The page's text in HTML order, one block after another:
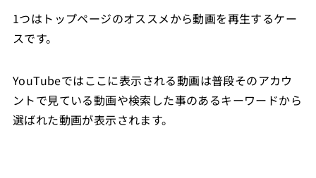
1つはトップページのオススメから動画を再生するケー
スです。
YouTubeではここに表示される動画は普段そのアカウ
ントで見ている動画や検索した事のあるキーワードから
選ばれた動画が表示されます。